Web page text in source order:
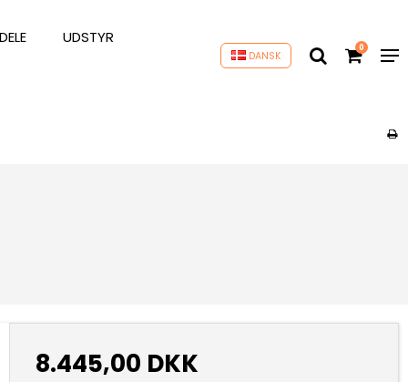
UDSTYR
DANSK
0
8.445,00 DKK